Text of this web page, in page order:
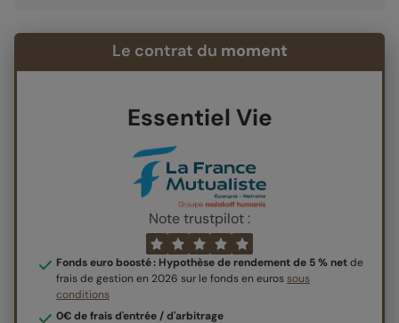
Le contrat du moment
Essentiel Vie
Note trustpilot :
Fonds euro boosté : Hypothèse de rendement de 5 % netde
frais de gestion en 2026 sur le fonds en eurossous
conditions
0€ de frais d'entrée / d'arbitrage